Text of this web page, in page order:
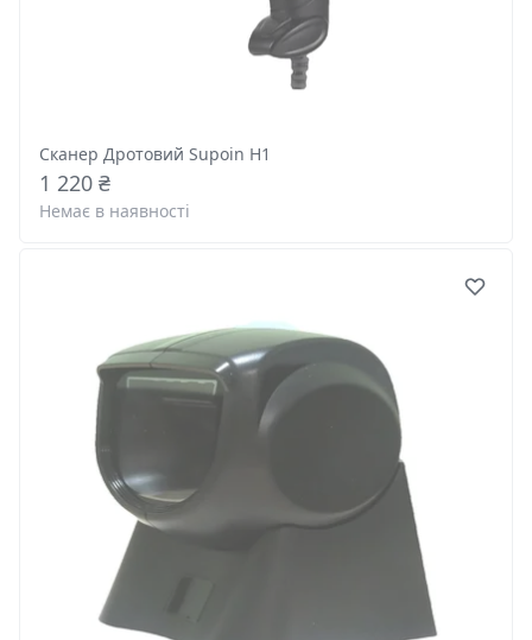
Сканер Дротовий Supoin H1
1 220 ₴
Немає в наявності